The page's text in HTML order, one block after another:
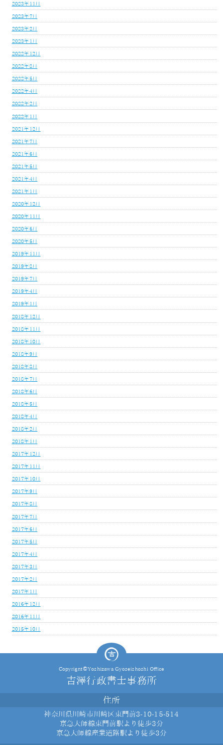
2023年11月
2023年7月
2023年2月
2023年1月
2022年12月
2022年8月
2022年5月
2022年4月
2022年2月
2022年1月
2021年12月
2021年7月
2021年6月
2021年5月
2021年4月
2021年1月
2020年12月
2020年11月
2020年6月
2020年5月
2019年11月
2019年8月
2019年7月
2019年4月
2019年1月
2018年12月
2018年11月
2018年10月
2018年9月
2018年8月
2018年7月
2018年6月
2018年5月
2018年4月
2018年2月
2018年1月
2017年12月
2017年11月
2017年10月
2017年9月
2017年8月
2017年7月
2017年6月
2017年5月
2017年4月
2017年3月
2017年2月
2017年1月
2016年12月
2016年11月
2015年10月
Copyrignt©Yoshizawa Gyoseishoshi Office
吉澤行政書士事務所
住所
神奈川県川崎市川崎区東門前3-10-15-514
京急大師線東門前駅より徒歩3分
京急大師線産業道路駅より徒歩3分